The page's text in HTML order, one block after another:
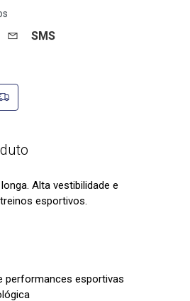
SMS
Alta vestibilidade e
esportivos.
performances esportivas